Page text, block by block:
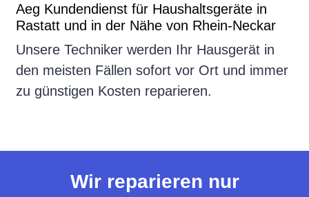
Aeg Kundendienst für Haushaltsgeräte in
Rastatt und in der Nähe von Rhein-Neckar
Unsere Techniker werden Ihr Hausgerät in
den meisten Fällen sofort vor Ort und immer
zu günstigen Kosten reparieren.
Wir reparieren nur